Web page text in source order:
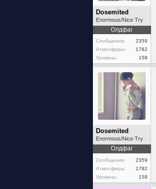
Dosemited
Enormous/Nice Try
Олдфаг
Сообщения:
2359
Атмосферы:
1782
Уровень:
159
Dosemited
Enormous/Nice Try
Олдфаг
Сообщения:
2359
Атмосферы:
1782
Уровень:
159